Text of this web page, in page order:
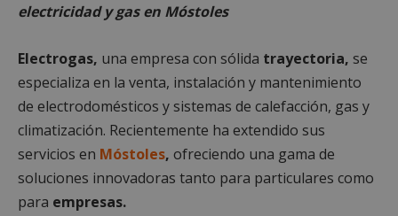
electricidad y gas en Móstoles
Electrogas, una empresa con sólida trayectoria, se
especializa en la venta, instalación y mantenimiento
de electrodomésticos y sistemas de calefacción, gas y
climatización. Recientemente ha extendido sus
servicios en Móstoles, ofreciendo una gama de
soluciones innovadoras tanto para particulares como
para empresas.